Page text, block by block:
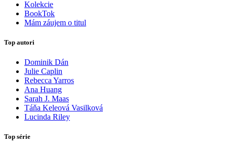
Kolekcie
BookTok
Mám záujem o titul
Top autori
Dominik Dán
Julie Caplin
Rebecca Yarros
Ana Huang
Sarah J. Maas
Táňa Keleová Vasilková
Lucinda Riley
Top série